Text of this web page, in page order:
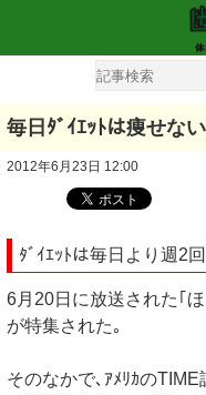
毎日ﾀﾞｲｴｯﾄは痩せな
2012年6月23日 12:00
ﾀﾞｲｴｯﾄは毎日より週2
6月20日に放送された｢
が特集された｡
そのなかで､ｱﾒﾘｶの